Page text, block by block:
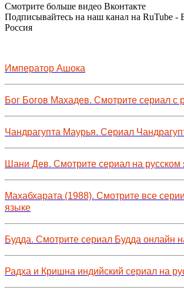
Смотрите больше видео Вконтакте
Подписывайтесь на наш канал на RuTube -
Россия
Император Ашока
Бог Богов Махадев. Смотрите сериал с
Чандрагупта Маурья. Сериал
Шани Дев. Смотрите сериал на русском
Махабхарата (1988). Смотрите все
языке
Будда. Смотрите сериал Будда онлайн
Радха и Кришна индийский сериал на